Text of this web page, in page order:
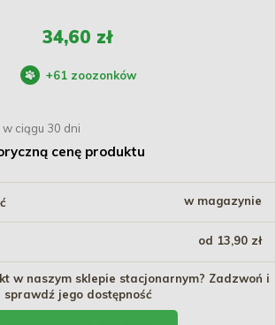
34,60 zł
+61 zoozonków
ciągu 30 dni
cenę produktu
w magazynie
od 13,90 zł
w naszym sklepie stacjonarnym? Zadzwoń i
sprawdź jego dostępność